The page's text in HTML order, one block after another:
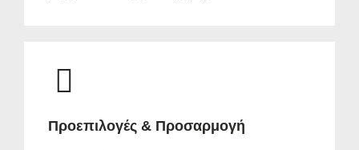
Προεπιλογές & Προσαρμογή